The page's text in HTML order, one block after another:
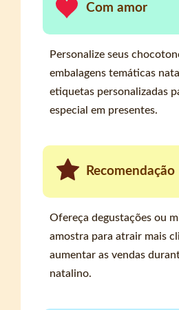
Com amor
Personalize seus
embalagens temáticas
etiquetas personalizadas
especial em presentes.
Recomendação
Ofereça degustações ou
amostra para atrair mais
aumentar as vendas
natalino.